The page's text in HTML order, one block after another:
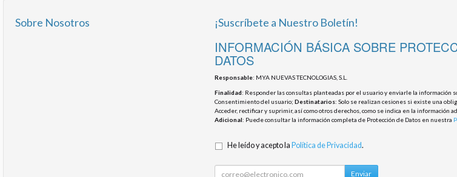
Sobre Nosotros ¡Suscríbete a Nuestro Boletín!
INFORMACIÓN BÁSICA SOBRE
DATOS
Responsable: MYA NUEVAS TECNOLOGIAS, S.L.
Finalidad: Responder las consultas planteadas por el usuario y enviarle la información
Consentimiento del usuario; Destinatarios: Solo se realizan cesiones si existe una
Acceder, rectificar y suprimir, así como otros derechos, como se indica en la información
Adicional: Puede consultar la información completa de Protección de Datos en nuestra
He leído y acepto la Política de Privacidad.
Enviar